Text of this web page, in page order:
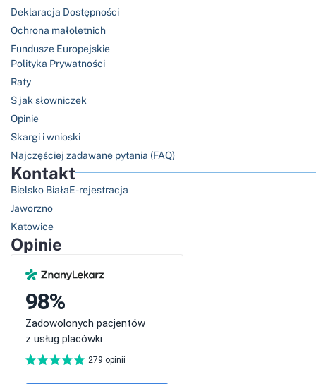
Deklaracja Dostępności
Ochrona małoletnich
Fundusze Europejskie
Polityka Prywatności
Raty
S jak słowniczek
Opinie
Skargi i wnioski
Najczęściej zadawane pytania (FAQ)
Kontakt
Bielsko Biała
Jaworzno
Katowice
E-rejestracja
Opinie